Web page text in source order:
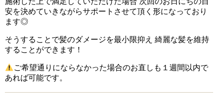
安を決めていきながらサポートさせて頂く形になっており
ます◎
そうすることで髪のダメージを最小限抑え 綺麗な髪を維持
することができます！
ご希望通りにならなかった場合のお直しも１週間以内で
あれば可能です。